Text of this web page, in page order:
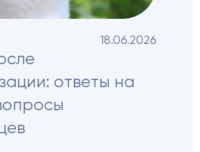
18.06.2026
ответы на